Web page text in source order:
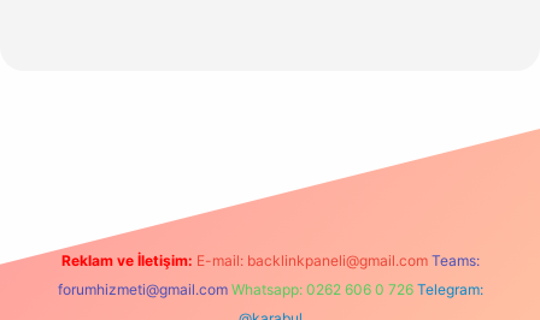
Reklam ve İletişim: E-mail: backlinkpaneli@gmail.com Teams:
forumhizmeti@gmail.com Whatsapp: 0262 606 0 726 Telegram: